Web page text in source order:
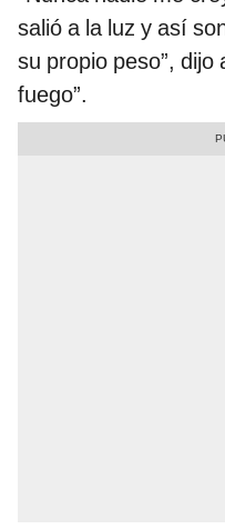
salió a la luz y así
su propio peso”, dijo
fuego”.